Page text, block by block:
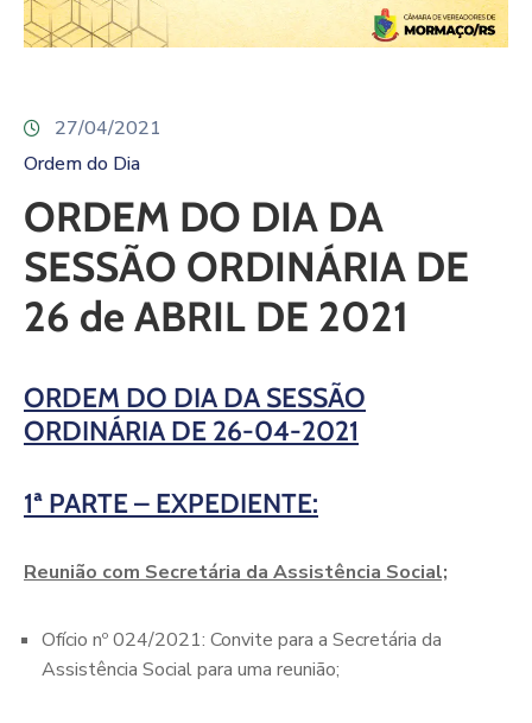
27/04/2021
Ordem do Dia
ORDEM DO DIA DA
SESSÃO ORDINÁRIA DE
26 de ABRIL DE 2021
ORDEM DO DIA DA SESSÃO
ORDINÁRIA DE 26-04-2021
1ª PARTE – EXPEDIENTE:
Reunião com Secretária da Assistência Social;
Ofício nº 024/2021: Convite para a Secretária da
Assistência Social para uma reunião;